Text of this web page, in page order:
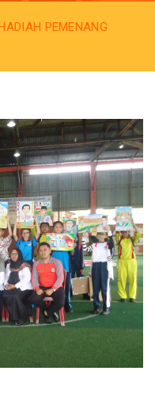
PEMENANG